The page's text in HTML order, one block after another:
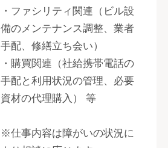
・ファシリティ関連（ビル設
備のメンテナンス調整、業者
手配、修繕立ち会い）
・購買関連（社給携帯電話の
手配と利用状況の管理、必要
資材の代理購入） 等
※仕事内容は障がいの状況に